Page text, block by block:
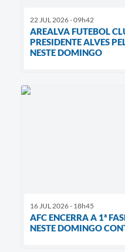
22 JUL 2026 - 09h42
AREALVA FUTEBOL
PRESIDENTE ALVES
NESTE DOMINGO
16 JUL 2026 - 18h45
AFC ENCERRA A 1ª
NESTE DOMINGO